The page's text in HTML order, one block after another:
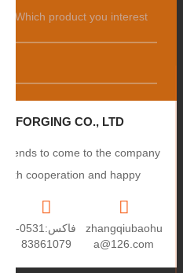
FORGING CO., LTD.
friends to come to the company
فاكس:0531-
83861079
zhangqiubaohu
a@126.com